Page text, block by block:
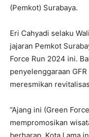
(Pemkot) Surabaya.
Eri Cahyadi selaku
jajaran Pemkot
Force Run 2024 ini.
penyelenggaraan
meresmikan
”Ajang ini (Green
mempromosikan